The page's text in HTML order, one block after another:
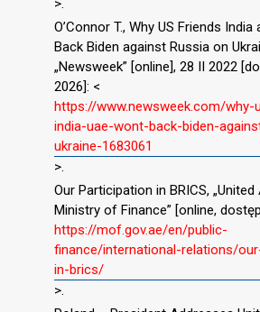
>.
O’Connor T., Why US Friends India
Back Biden against Russia on
„Newsweek” [online], 28 II 2022
2026]: <
https://www.newsweek.com/why-
india-uae-wont-back-biden-
ukraine-1683061
>.
Our Participation in BRICS,
Ministry of Finance” [online,
https://mof.gov.ae/en/public-
finance/international-relations/
in-brics/
>.